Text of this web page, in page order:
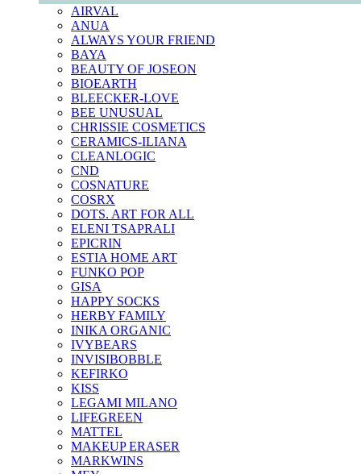
AIRVAL
ANUA
ALWAYS YOUR FRIEND
BAYA
BEAUTY OF JOSEON
BIOEARTH
BLEECKER-LOVE
BEE UNUSUAL
CHRISSIE COSMETICS
CERAMICS-ILIANA
CLEANLOGIC
CND
COSNATURE
COSRX
DOTS. ART FOR ALL
ELENI TSAPRALI
EPICRIN
ESTIA HOME ART
FUNKO POP
GISA
HAPPY SOCKS
HERBY FAMILY
INIKA ORGANIC
IVYBEARS
INVISIBOBBLE
KEFIRKO
KISS
LEGAMI MILANO
LIFEGREEN
MATTEL
MAKEUP ERASER
MARKWINS